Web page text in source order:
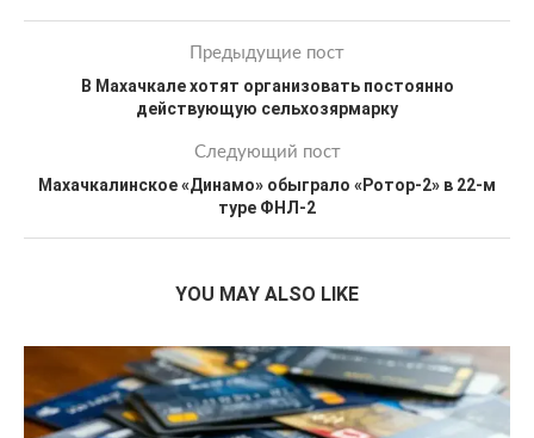
Предыдущие пост
В Махачкале хотят организовать постоянно
действующую сельхозярмарку
Следующий пост
Махачкалинское «Динамо» обыграло «Ротор-2» в 22-м
туре ФНЛ-2
YOU MAY ALSO LIKE